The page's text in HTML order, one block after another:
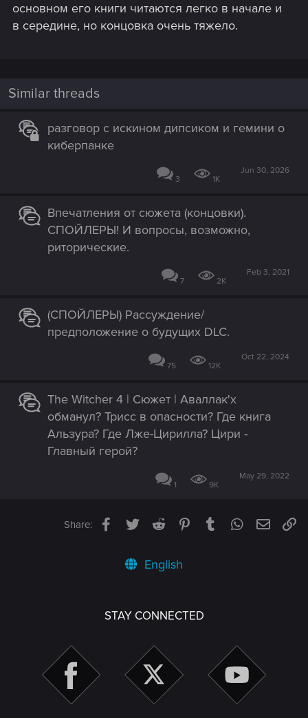
основном его книги читаются легко в начале и
в середине, но концовка очень тяжело.
Similar threads
разговор с искином дипсиком и гемини о
киберпанке
3 1K
Jun 30, 2026
Впечатления от сюжета (концовки).
СПОЙЛЕРЫ! И вопросы, возможно,
риторические.
7 2K
Feb 3, 2021
(СПОЙЛЕРЫ) Рассуждение/
предположение о будущих DLC.
75 12K
Oct 22, 2024
The Witcher 4 | Сюжет | Аваллак'х
обманул? Трисс в опасности? Где книга
Альзура? Где Лже-Цирилла? Цири -
Главный герой?
1 9K
May 29, 2022
Share: Facebook
TwitterReddit PinterestTumblrWhatsApp
Email
English
STAY CONNECTED